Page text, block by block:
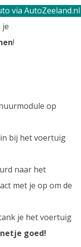
via AutoZeeland.nl
je
!
op
bij het voertuig
naar het
met je op om de
je het voertuig
goed!